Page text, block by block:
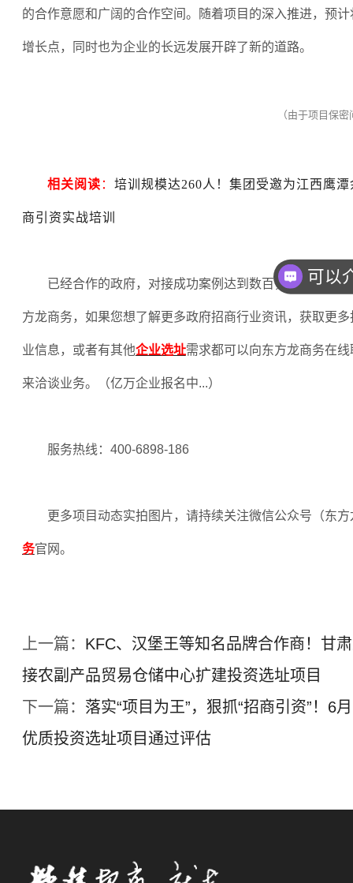
的合作意愿和广阔的合作空间。随着项目的深入推进，预
增长点，同时也为企业的长远发展开辟了新的道路。
（由于项目保
相关阅读 ： 培训规模达260人！集团受邀为江西鹰
商引资实战培训
已经合作的政府，对接成功案例达到数百，欢迎企业
方龙商务，如果您想了解更多政府招商行业资讯，获取更
业信息，或者有其他企业选址需求都可以向东方龙商务在
来洽谈业务。（亿万企业报名中...）
服务热线： 400-6898-186
更多项目动态实拍图片，请持续关注微信公众号（东
务官网。
上一篇： KFC、汉堡王等知名品牌合作商！甘
接农副产品贸易仓储中心扩建投资选址项目
下一篇： 落实“项目为王”，狠抓“招商引资”！6
优质投资选址项目通过评估